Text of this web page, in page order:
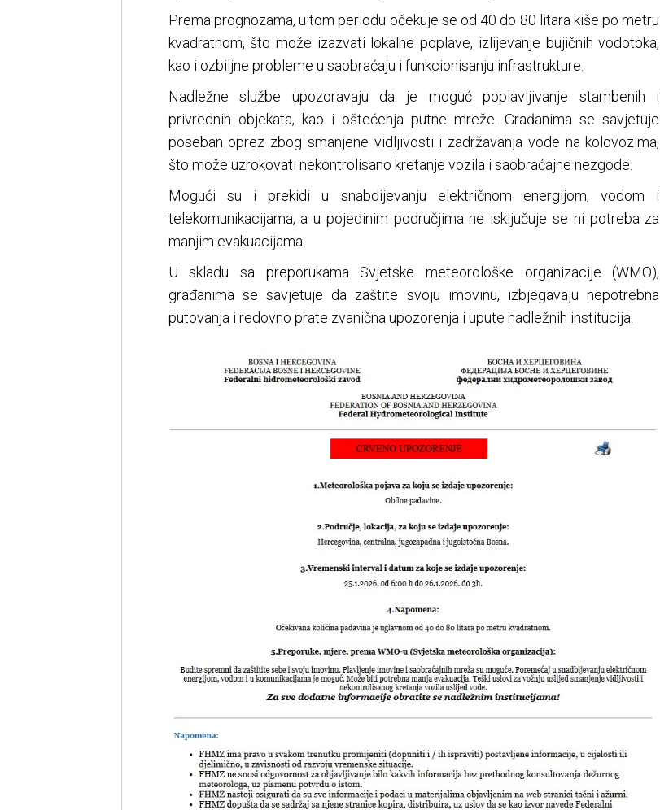
Prema prognozama, u tom periodu očekuje se od 40 do 80 litara kiše po metru
kvadratnom, što može izazvati lokalne poplave, izlijevanje bujičnih vodotoka,
kao i ozbiljne probleme u saobraćaju i funkcionisanju infrastrukture.
Nadležne službe upozoravaju da je moguć poplavljivanje stambenih i
privrednih objekata, kao i oštećenja putne mreže. Građanima se savjetuje
poseban oprez zbog smanjene vidljivosti i zadržavanja vode na kolovozima,
što može uzrokovati nekontrolisano kretanje vozila i saobraćajne nezgode.
Mogući su i prekidi u snabdijevanju električnom energijom, vodom i
telekomunikacijama, a u pojedinim područjima ne isključuje se ni potreba za
manjim evakuacijama.
U skladu sa preporukama Svjetske meteorološke organizacije (WMO),
građanima se savjetuje da zaštite svoju imovinu, izbjegavaju nepotrebna
putovanja i redovno prate zvanična upozorenja i upute nadležnih institucija.